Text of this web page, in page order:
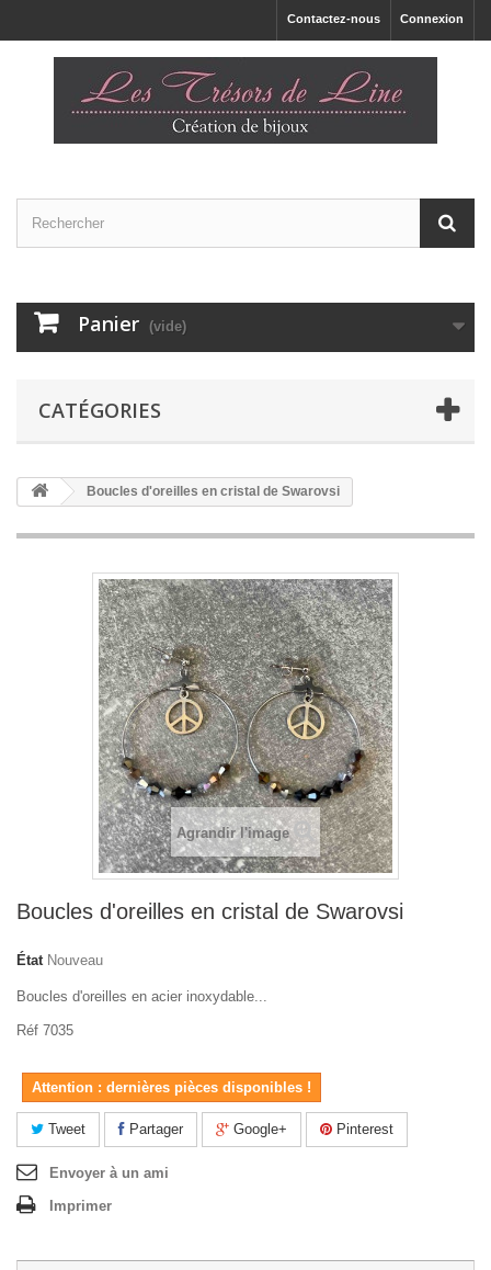
Connexion
Contactez-nous
Panier (vide)
CATÉGORIES
Boucles d'oreilles en cristal de Swarovsi
Agrandir l'image
Boucles d'oreilles en cristal de Swarovsi
État Nouveau
Boucles d'oreilles en acier inoxydable...
Réf 7035
Attention : dernières pièces disponibles !
Tweet Partager Google+ Pinterest
Envoyer à un ami
Imprimer